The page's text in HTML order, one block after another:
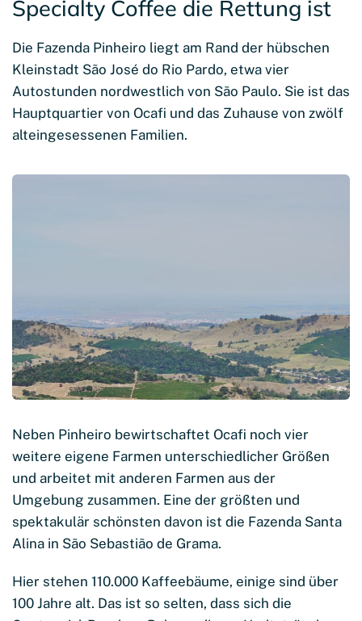
Specialty Coffee die Rettung ist
Die Fazenda Pinheiro liegt am Rand der hübschen
Kleinstadt São José do Rio Pardo, etwa vier
Autostunden nordwestlich von São Paulo. Sie ist das
Hauptquartier von Ocafi und das Zuhause von zwölf
alteingesessenen Familien.
Neben Pinheiro bewirtschaftet Ocafi noch vier
weitere eigene Farmen unterschiedlicher Größen
und arbeitet mit anderen Farmen aus der
Umgebung zusammen. Eine der größten und
spektakulär schönsten davon ist die Fazenda Santa
Alina in São Sebastião de Grama.
Hier stehen 110.000 Kaffeebäume, einige sind über
100 Jahre alt. Das ist so selten, dass sich die